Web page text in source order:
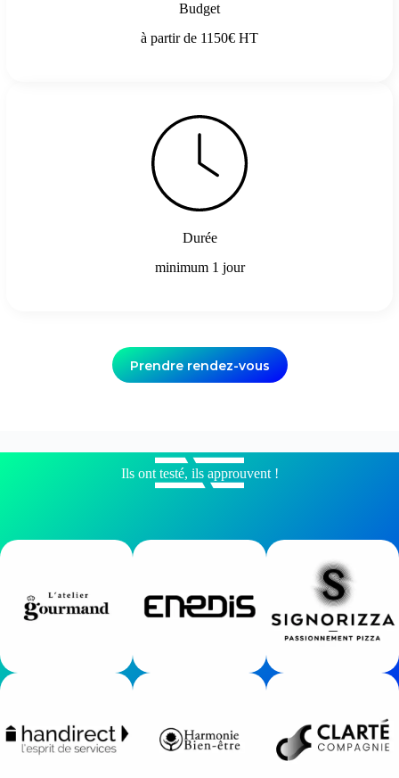
Budget
à partir de 1150€ HT
Durée
minimum 1 jour
Prendre rendez-vous
Ils ont testé, ils approuvent !